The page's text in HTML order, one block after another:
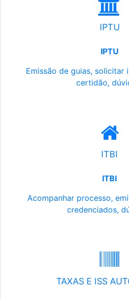
IPTU
IPTU
Emissão de guias, solicitar
certidão,
ITBI
ITBI
Acompanhar processo,
credenciados,
TAXAS E ISS